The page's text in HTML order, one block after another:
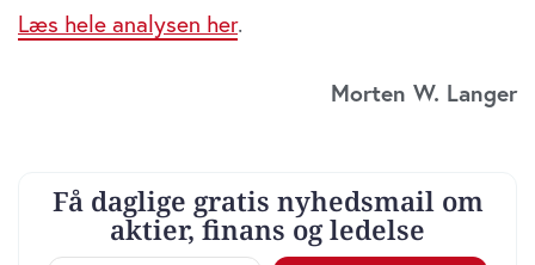
Læs hele analysen her.
Morten W. Langer